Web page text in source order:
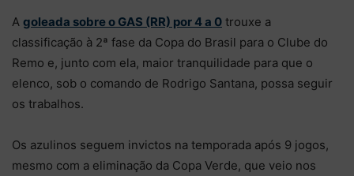
A goleada sobre o GAS (RR) por 4 a 0 trouxe a
classificação à 2ª fase da Copa do Brasil para o Clube do
Remo e, junto com ela, maior tranquilidade para que o
elenco, sob o comando de Rodrigo Santana, possa seguir
os trabalhos.
Os azulinos seguem invictos na temporada após 9 jogos,
mesmo com a eliminação da Copa Verde, que veio nos